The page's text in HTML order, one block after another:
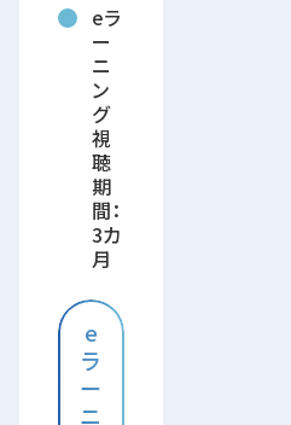
eラ
ー
ニ
ン
グ
視
聴
期
間：
3カ
月
e
ラ
ー
ニ